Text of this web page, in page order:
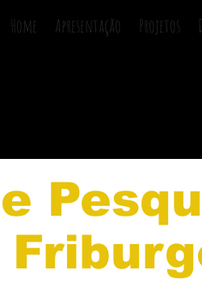
Home Apresentação Projetos